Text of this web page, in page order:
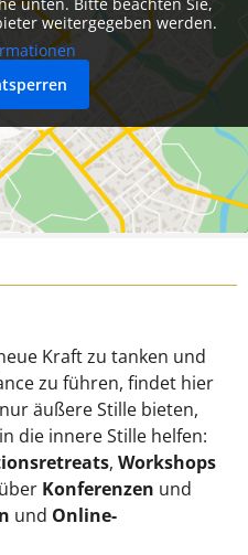
weitergegeben werden.
Kraft zu tanken und
zu führen, findet hier
äußere Stille bieten,
die innere Stille helfen:
, Workshops
über Konferenzen und
und Online-